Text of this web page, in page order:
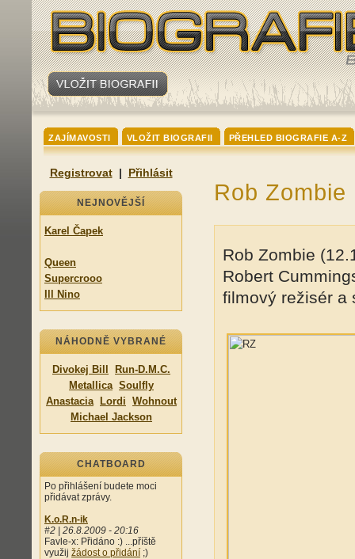
ZAJÍMAVOSTI VLOŽIT BIOGRAFII PŘEHLED BIOGRAFIE A-Z
Registrovat| Přihlásit
NEJNOVĚJŠÍ
Karel Čapek
Queen
Supercrooo
Ill Nino
NÁHODNĚ VYBRANÉ
Divokej Bill
Run-D.M.C.
Metallica Soulfly
Anastacia
Lordi Wohnout
Michael Jackson
CHATBOARD
Po přihlášení budete moci
přidávat zprávy.
K.o.R.n-ik
#2 | 26.8.2009 - 20:16
Favle-x: Přidáno :) ...příště
využij žádost o přidání ;)
Rob Zombie
Rob Zombie
Robert
filmový režisér a